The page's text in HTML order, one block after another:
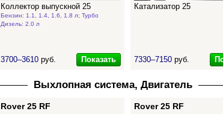
Коллектор выпускной 25
Бензин: 1.1, 1.4, 1.6, 1.8 л; Турбо
Дизель: 2.0 л
3700–3610 руб. Показать
Катализатор 25
7330–7150 руб.
Выхлопная система, Двигатель
Rover 25 RF Rover 25 RF